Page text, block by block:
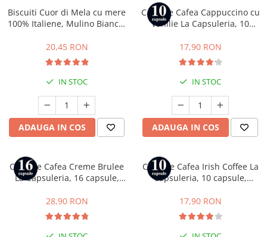
Biscuiti Cuor di Mela cu mere
100% Italiene, Mulino Bianco,
20,45 RON
IN STOC
ADAUGA IN COS
Capsule Cafea Cappuccino cu
Vanilie La Capsuleria, 10
Nespresso
17,90 RON
IN STOC
ADAUGA IN COS
Capsule Cafea Creme Brulee
La Capsuleria, 16 capsule,
28,90 RON
Capsule Cafea Irish Coffee La
Capsuleria, 10 capsule,
17,90 RON